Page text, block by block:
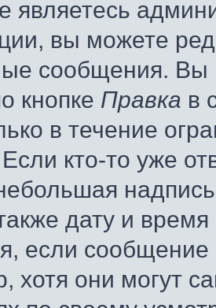
являетесь
вы можете
сообщения. Вы
кнопке Правка в
в течение
кто-то уже
дату и
если
хотя они могут